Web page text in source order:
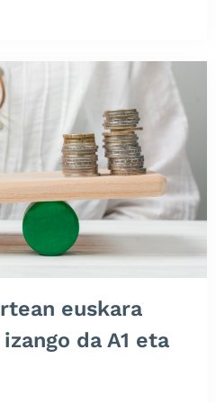
euskara
da A1 eta